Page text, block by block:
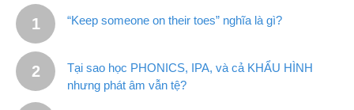
“Keep someone on their toes” nghĩa là gì?
Tại sao học PHONICS, IPA, và cả KHẨU HÌNH
nhưng phát âm vẫn tệ?